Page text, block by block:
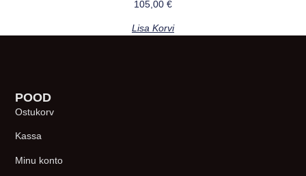
105,00 €
Lisa Korvi
POOD
Ostukorv
Kassa
Minu konto